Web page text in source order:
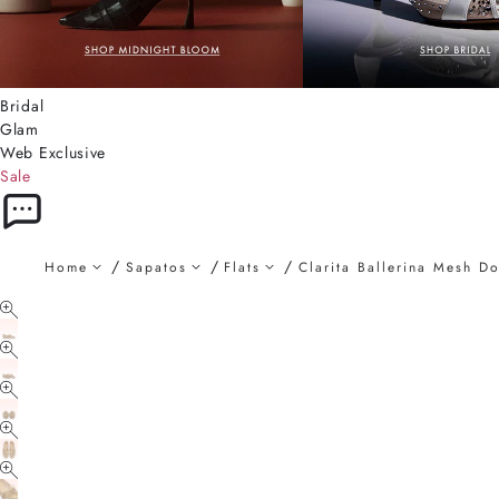
Bridal
Glam
Web Exclusive
Sale
Home Sapatos Flats Clarita Ballerina Mesh